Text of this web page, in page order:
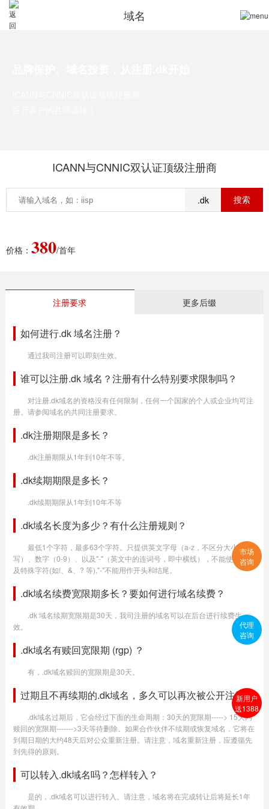
域名
ICANN与CNNIC双认证顶级注册商
.dk
价格： 380/首年
注册要求 更多后缀
如何进行.dk 域名注册？
通过我司注册可以即刻生效。
谁可以注册.dk 域名？注册有什么特别要求限制吗？
对注册.dk域名的资格没有任何限制，任何一个国家的个人或企业均可注
册。请参阅域名的共同注册要求。
.dk注册期限是多长？
.dk注册期限从1年到10年不等。
.dk续期期限是多长？
.dk续期期限从1年到10年不等
.dk域名长度为多少？有什么注册规则？
最低1个字符，最多63个字符。只提供英文字母（a-z，不区分大小
写）、数字（0-9）、以及"-"（英文中的连词号，即中横线），不能使用空格
及特殊字符(如!、&、? 等),"-"不能用作开头和结尾。
.dk域名续费宽限期多长？要如何进行域名续费？
.dk 域名续期宽限期是30天，我司注册的域名可以在后台进行续费生
效。
.dk域名有赎回宽限期 (rgp) ？
有，.dk域名赎回的宽限期是30天。
过期且不再续期的.dk域名，多久可以再次被公开注册？
.dk域名过期后，它会经过下面的生命周期：30天的宽限期-----> 15天内
赎回的宽限期------->3天等待删除。如果合作伙伴不续期或恢复域名，它将在
到期日期的大约48天后对公众重新注册。请注意，域名重新注册，应遵循先
到先得的原则。
可以转入.dk域名吗？怎样转入？
是的，.dk域名可以进行转入。请注意，域名将在完成转让后将延长1年
市场
咨询
代理
咨询
新用户
送1388